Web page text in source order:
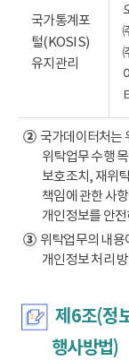
국가통계포
털(KOSIS)
유지관리
②국가데이터처는
위탁업무 수행
보호조치, 재위
책임에 관한 사
개인정보를 안
③위탁업무의 내용
개인정보 처리
제6조(정
행사방법)